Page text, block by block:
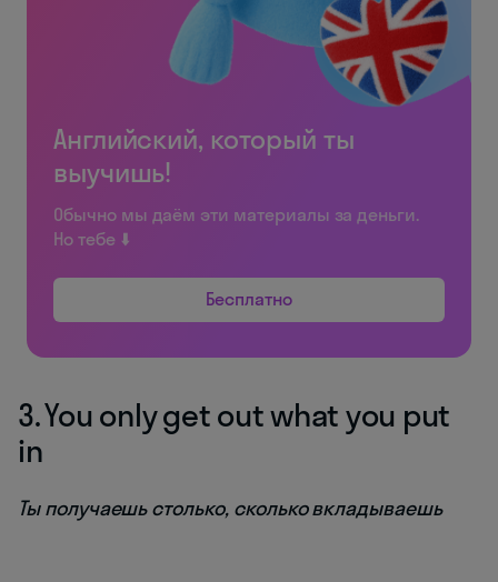
Английский, который ты
выучишь!
Обычно мы даём эти материалы за деньги.
Но тебе ⬇️
Бесплатно
3. You only get out what you put
in
Ты получаешь столько, сколько вкладываешь